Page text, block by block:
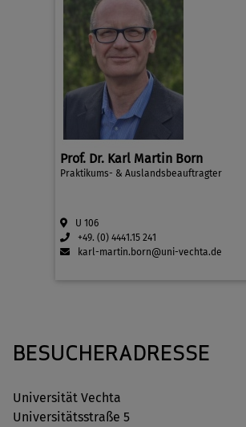
Prof. Dr. Karl Martin Born
Praktikums- & Auslandsbeauftragter
U 106
+49. (0) 4441.15 241
karl-martin.born@uni-vechta.de
BESUCHERADRESSE
Universität Vechta
Universitätsstraße 5